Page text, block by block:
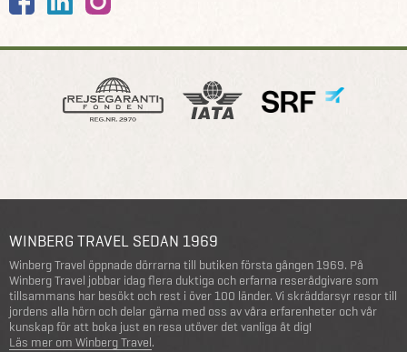
WINBERG TRAVEL SEDAN 1969
Winberg Travel öppnade dörrarna till butiken första gången 1969. På
Winberg Travel jobbar idag flera duktiga och erfarna reserådgivare som
tillsammans har besökt och rest i över 100 länder. Vi skräddarsyr resor till
jordens alla hörn och delar gärna med oss av våra erfarenheter och vår
kunskap för att boka just en resa utöver det vanliga åt dig!
Läs mer om Winberg Travel.